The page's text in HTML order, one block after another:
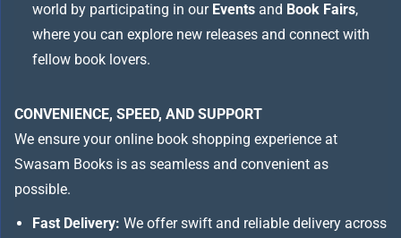
world by participating in our Events and Book Fairs,
where you can explore new releases and connect with
fellow book lovers.
CONVENIENCE, SPEED, AND SUPPORT
We ensure your online book shopping experience at
Swasam Books is as seamless and convenient as
possible.
Fast Delivery: We offer swift and reliable delivery across